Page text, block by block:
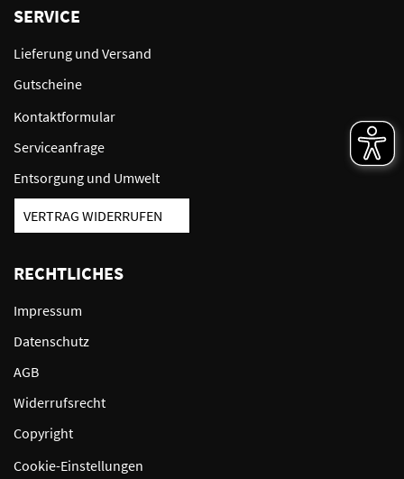
SERVICE
Lieferung und Versand
Gutscheine
Kontaktformular
Serviceanfrage
Entsorgung und Umwelt
VERTRAG WIDERRUFEN
RECHTLICHES
Impressum
Datenschutz
AGB
Widerrufsrecht
Copyright
Cookie-Einstellungen